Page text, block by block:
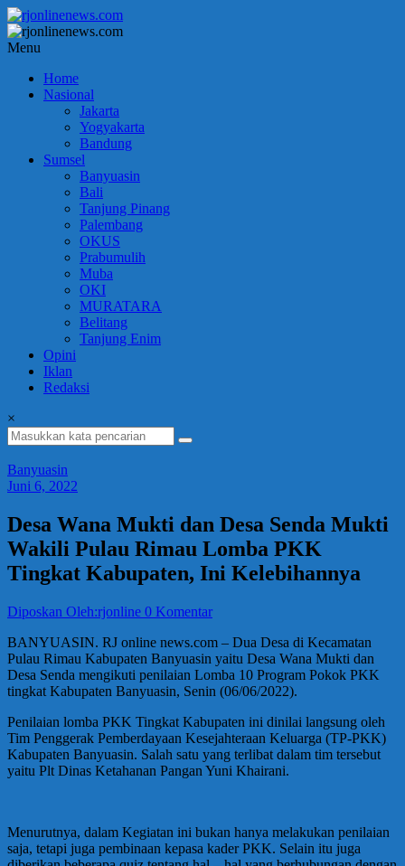
Lompat
ke
konten
rjonlinenews.com
Faktual
Berimbang
Terpercaya
Menu
Home
Nasional
Jakarta
Yogyakarta
Bandung
Sumsel
Banyuasin
Bali
Tanjung Pinang
Palembang
OKUS
Prabumulih
Muba
OKI
MURATARA
Belitang
Tanjung Enim
Opini
Iklan
Redaksi
×
Banyuasin
Juni 6, 2022
Desa Wana Mukti dan Desa Senda Mukti
Wakili Pulau Rimau Lomba PKK
Tingkat Kabupaten, Ini Kelebihannya
Diposkan Oleh:rjonline 0 Komentar
BANYUASIN. RJ online news.com – Dua Desa di Kecamatan
Pulau Rimau Kabupaten Banyuasin yaitu Desa Wana Mukti dan
Desa Senda mengikuti penilaian Lomba 10 Program Pokok PKK
tingkat Kabupaten Banyuasin, Senin (06/06/2022).
Penilaian lomba PKK Tingkat Kabupaten ini dinilai langsung oleh
Tim Penggerak Pemberdayaan Kesejahteraan Keluarga (TP-PKK)
Kabupaten Banyuasin. Salah satu yang terlibat dalam tim tersebut
yaitu Plt Dinas Ketahanan Pangan Yuni Khairani.
Menurutnya, dalam Kegiatan ini bukan hanya melakukan penilaian
saja, tetapi juga pembinaan kepasa kader PKK. Selain itu juga